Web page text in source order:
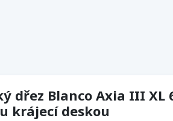
dřez Blanco Axia III XL
krájecí deskou